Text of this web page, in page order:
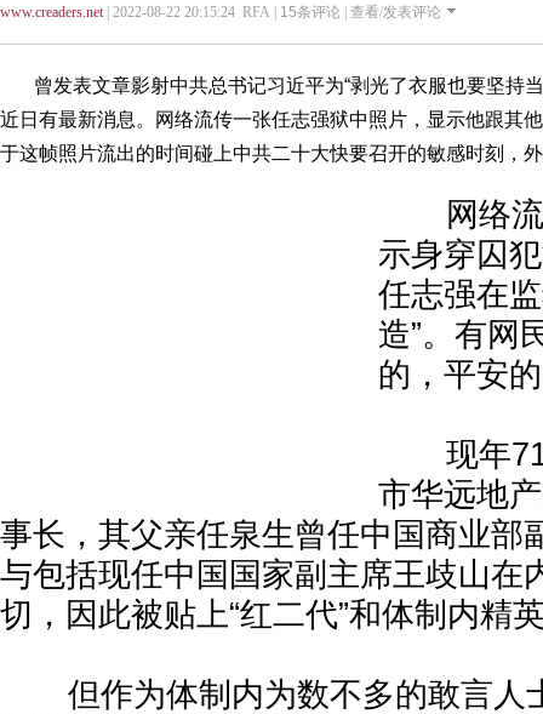
www.creaders.net| 2022-08-22 20:15:24 RFA | 15条评论 | 查看/发表评论
曾发表文章影射中共总书记习近平为“剥光了衣服也要坚持当
近日有最新消息。网络流传一张任志强狱中照片，显示他跟其
于这帧照片流出的时间碰上中共二十大快要召开的敏感时刻，
网络流
示身穿囚
任志强在
造”。有网
的，平安
现年71
市华远地
事长，其父亲任泉生曾任中国商业部
与包括现任中国国家副主席王歧山在
切，因此被贴上“红二代”和体制内精
但作为体制内为数不多的敢言人